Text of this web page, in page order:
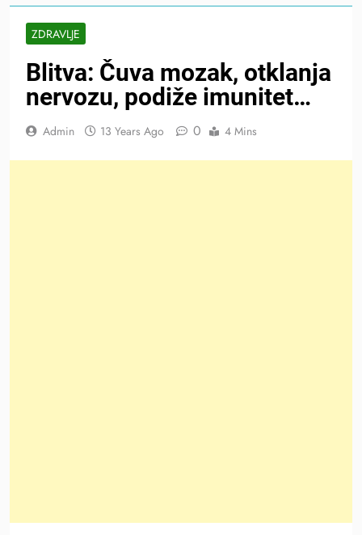
ZDRAVLJE
Blitva: Čuva mozak, otklanja
nervozu, podiže imunitet…
Admin 13 Years Ago 0 4 Mins